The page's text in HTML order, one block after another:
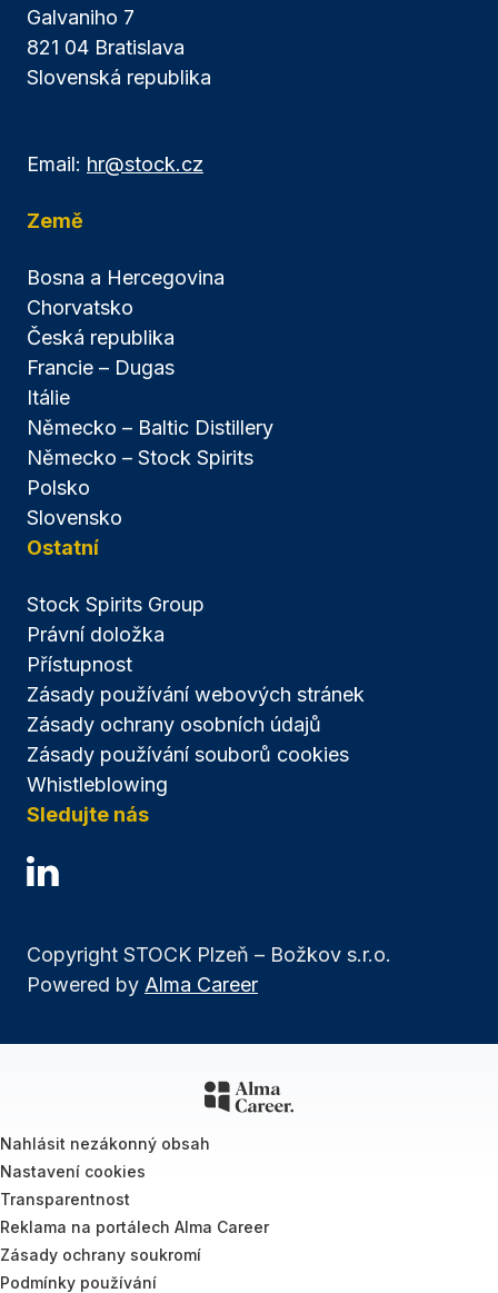
Galvaniho 7
821 04 Bratislava
Slovenská republika
Email: hr@stock.cz
Ostatní
Stock Spirits Group
Právní doložka
Přístupnost
Zásady používání webových stránek
Zásady ochrany osobních údajů
Zásady používání souborů cookies
Whistleblowing
Sledujte nás
Země
Bosna a Hercegovina
Chorvatsko
Česká republika
Francie – Dugas
Itálie
Německo – Baltic Distillery
Německo – Stock Spirits
Polsko
Slovensko
Copyright STOCK Plzeň – Božkov s.r.o.
Powered by Alma Career
Nahlásit nezákonný obsah
Nastavení cookies
Transparentnost
Reklama na portálech Alma Career
Zásady ochrany soukromí
Podmínky používání